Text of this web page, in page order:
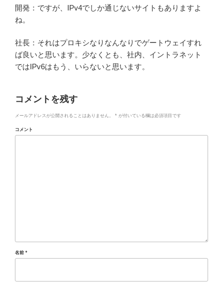
開発：ですが、IPv4でしか通じないサイトもありますよ
ね。
社長：それはプロキシなりなんなりでゲートウェイすれ
ば良いと思います。少なくとも、社内、イントラネット
ではIPv6はもう、いらないと思います。
コメントを残す
メールアドレスが公開されることはありません。 * が付いている欄は必須項目です
コメント
名前 *